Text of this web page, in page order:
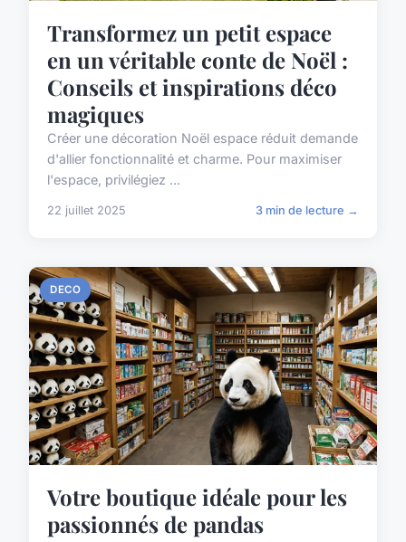
Transformez un petit espace
en un véritable conte de Noël :
Conseils et inspirations déco
magiques
Créer une décoration Noël espace réduit demande
d'allier fonctionnalité et charme. Pour maximiser
l'espace, privilégiez ...
22 juillet 2025 3 min de lecture →
DECO
Votre boutique idéale pour les
passionnés de pandas